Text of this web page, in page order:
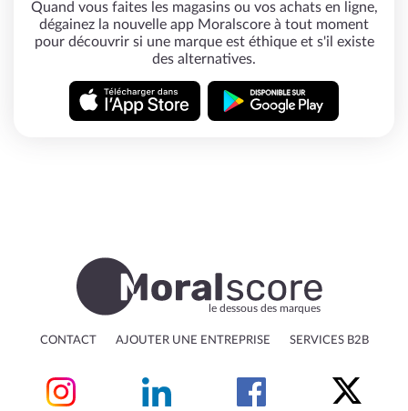
Quand vous faites les magasins ou vos achats en ligne,
dégainez la nouvelle app Moralscore à tout moment
pour découvrir si une marque est éthique et s'il existe
des alternatives.
le dessous des marques
CONTACT AJOUTER UNE ENTREPRISE SERVICES B2B